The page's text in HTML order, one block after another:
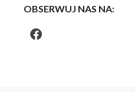
OBSERWUJ NAS NA: